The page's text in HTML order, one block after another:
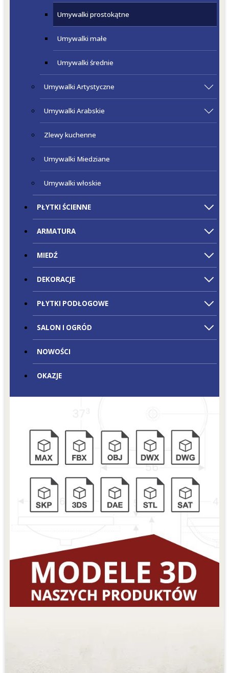
Umywalki prostokątne
Umywalki małe
Umywalki średnie
Umywalki Artystyczne
Umywalki Arabskie
Zlewy kuchenne
Umywalki Miedziane
Umywalki włoskie
PŁYTKI ŚCIENNE
ARMATURA
MIEDŹ
DEKORACJE
PŁYTKI PODŁOGOWE
SALON I OGRÓD
NOWOŚCI
OKAZJE